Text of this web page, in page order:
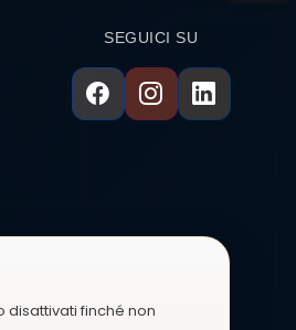
disattivati finché non
SEGUICI SU